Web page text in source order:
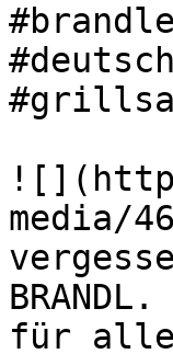
media/
für alle